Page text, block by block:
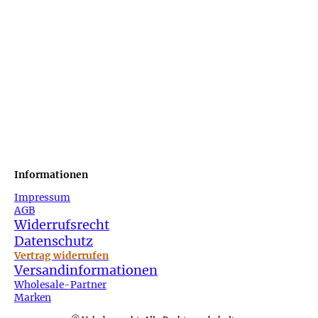
Informationen
Impressum
AGB
Widerrufsrecht
Datenschutz
Vertrag widerrufen
Versandinformationen
Wholesale-Partner
Marken